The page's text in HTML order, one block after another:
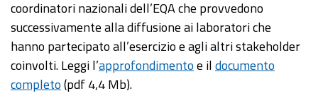
coordinatori nazionali dell’EQA che provvedono
successivamente alla diffusione ai laboratori che
hanno partecipato all’esercizio e agli altri stakeholder
coinvolti. Leggi l’approfondimentoe ildocumento
completo(pdf 4,4 Mb).